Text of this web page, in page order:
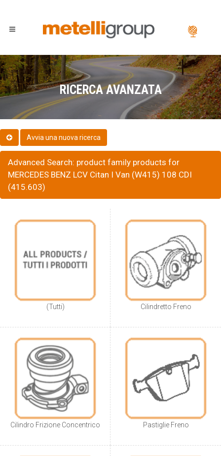
RICERCA AVANZATA
Advanced Search: product family products for
MERCEDES BENZ LCV Citan I Van (W415) 108 CDI
(415.603)
(Tutti) Cilindretto Freno
Cilindro Frizione Concentrico Pastiglie Freno